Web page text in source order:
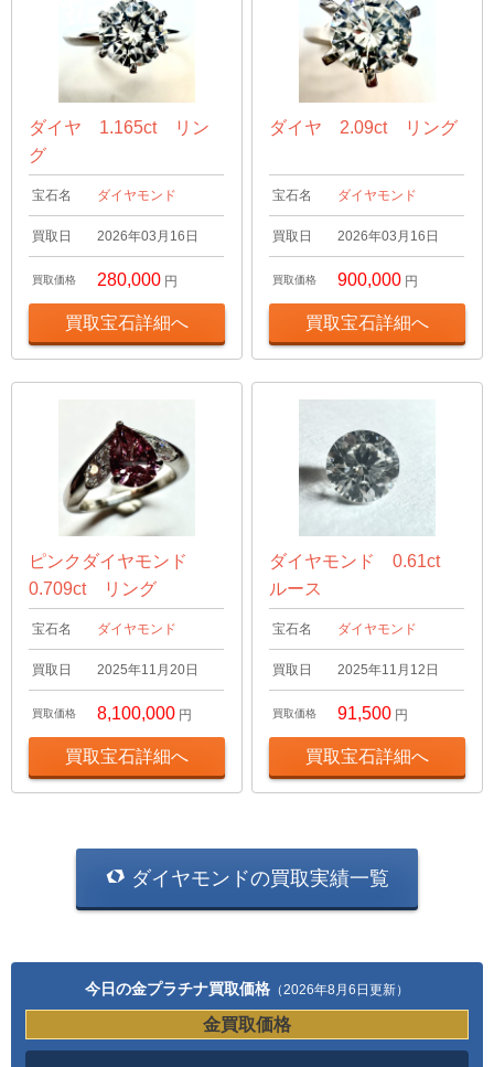
ダイヤ 1.165ct リン
グ
宝石名 ダイヤモンド
買取日 2026年03月16日
買取価格 280,000 円
買取宝石詳細へ
ダイヤ 2.09ct リング
宝石名 ダイヤモンド
買取日 2026年03月16日
買取価格 900,000 円
買取宝石詳細へ
ピンクダイヤモンド
0.709ct リング
宝石名 ダイヤモンド
買取日 2025年11月20日
買取価格 8,100,000 円
買取宝石詳細へ
ダイヤモンド 0.61ct
ルース
宝石名 ダイヤモンド
買取日 2025年11月12日
買取価格 91,500 円
買取宝石詳細へ
ダイヤモンドの買取実績一覧
今日の金プラチナ買取価格 （2026年8月6日更新）
金買取価格